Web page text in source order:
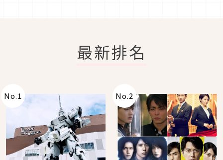
最新排名
No.1 No.2